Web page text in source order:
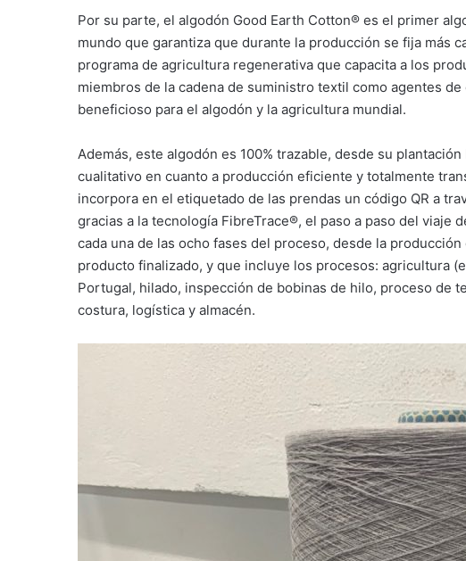
Por su parte, el algodón Good Earth Cotton® es el primer
mundo que garantiza que durante la producción se fija más
programa de agricultura regenerativa que capacita a los
miembros de la cadena de suministro textil como agentes
beneficioso para el algodón y la agricultura mundial.
Además, este algodón es 100% trazable, desde su
cualitativo en cuanto a producción eficiente y totalmente
incorpora en el etiquetado de las prendas un código QR a
gracias a la tecnología FibreTrace®, el paso a paso del viaje
cada una de las ocho fases del proceso, desde la
producto finalizado, y que incluye los procesos: agricultura
Portugal, hilado, inspección de bobinas de hilo, proceso de
costura, logística y almacén.